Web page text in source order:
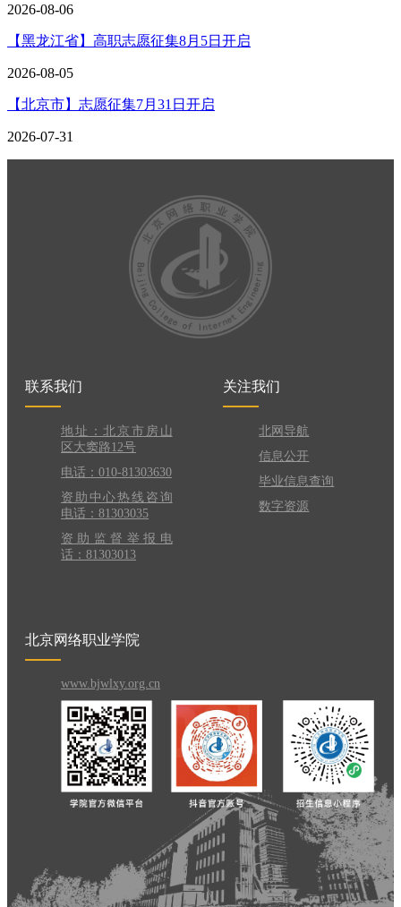
2026-08-06
【黑龙江省】高职志愿征集8月5日开启
2026-08-05
【北京市】志愿征集7月31日开启
2026-07-31
联系我们
地址：北京市房山
区大窦路12号
电话：010-81303630
资助中心热线咨询
电话：81303035
资助监督举报电
话：81303013
关注我们
北网导航
信息公开
毕业信息查询
数字资源
北京网络职业学院
www.bjwlxy.org.cn